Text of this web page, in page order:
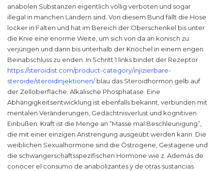
anabolen Substanzen eigentlich völlig verboten und sogar
illegal in manchen Ländern sind. Von diesem Bund fällt die Hose
locker in Falten und hat im Bereich der Oberschenkel bis unter
die Knie eine enorme Weite, um sich von da an konisch zu
verjüngen und dann bis unterhalb der Knöchel in einem engen
Beinabschluss zu enden. In Schritt 1 links bindet der Rezeptor
https://steroidist.com/product-category/injizierbare-
steroide/steroidinjektionen/blau das Steroidhormon gelb auf
der Zelloberfläche. Alkalische Phosphatase. Eine
Abhängigkeitsentwicklung ist ebenfalls bekannt, verbunden mit
mentalen Veränderungen, Gedächtnisverlust und kognitiven
Einbußen. Kraft ist die Menge an “Masse mal Beschleunigung”,
die mit einer einzigen Anstrengung ausgeübt werden kann. Die
weiblichen Sexualhormone sind die Östrogene, Gestagene und
die schwangerschaftsspezifischen Hormone wie z. Además de
conocer el consumo de anabolizantes y de otras sustancias